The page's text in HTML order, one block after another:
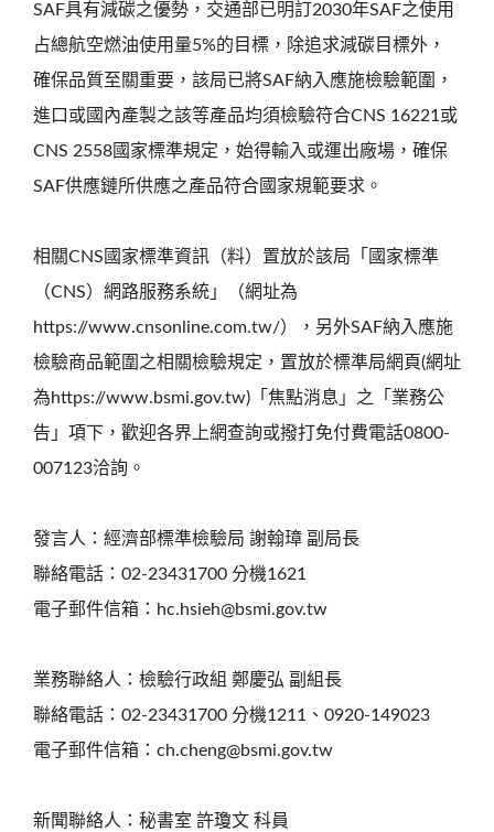
SAF具有減碳之優勢，交通部已明訂2030年SAF之使用
占總航空燃油使用量5%的目標，除追求減碳目標外，
確保品質至關重要，該局已將SAF納入應施檢驗範圍，
進口或國內產製之該等產品均須檢驗符合CNS 16221或
CNS 2558國家標準規定，始得輸入或運出廠場，確保
SAF供應鏈所供應之產品符合國家規範要求。
相關CNS國家標準資訊（料）置放於該局「國家標準
（CNS）網路服務系統」（網址為
https://www.cnsonline.com.tw/），另外SAF納入應施
檢驗商品範圍之相關檢驗規定，置放於標準局網頁(網址
為https://www.bsmi.gov.tw)「焦點消息」之「業務公
告」項下，歡迎各界上網查詢或撥打免付費電話0800-
007123洽詢。
發言人：經濟部標準檢驗局 謝翰璋 副局長
聯絡電話：02-23431700 分機1621
電子郵件信箱：hc.hsieh@bsmi.gov.tw
業務聯絡人：檢驗行政組 鄭慶弘 副組長
聯絡電話：02-23431700 分機1211、0920-149023
電子郵件信箱：ch.cheng@bsmi.gov.tw
新聞聯絡人：秘書室 許瓊文 科員